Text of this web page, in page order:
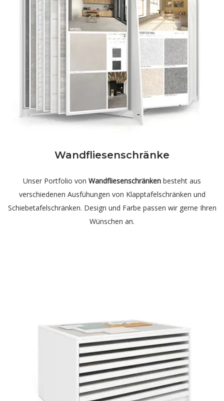
Wandfliesenschränke
Unser Portfolio von Wandfliesenschränken besteht aus
verschiedenen Ausfühungen von Klapptafelschränken und
Schiebetafelschränken. Design und Farbe passen wir gerne Ihren
Wünschen an.